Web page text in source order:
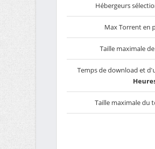
Hébergeurs
Max Torrent en
Taille maximale
Temps de download et
Taille maximale du